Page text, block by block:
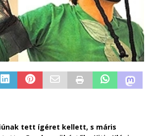
tett ígéret kellett, s máris